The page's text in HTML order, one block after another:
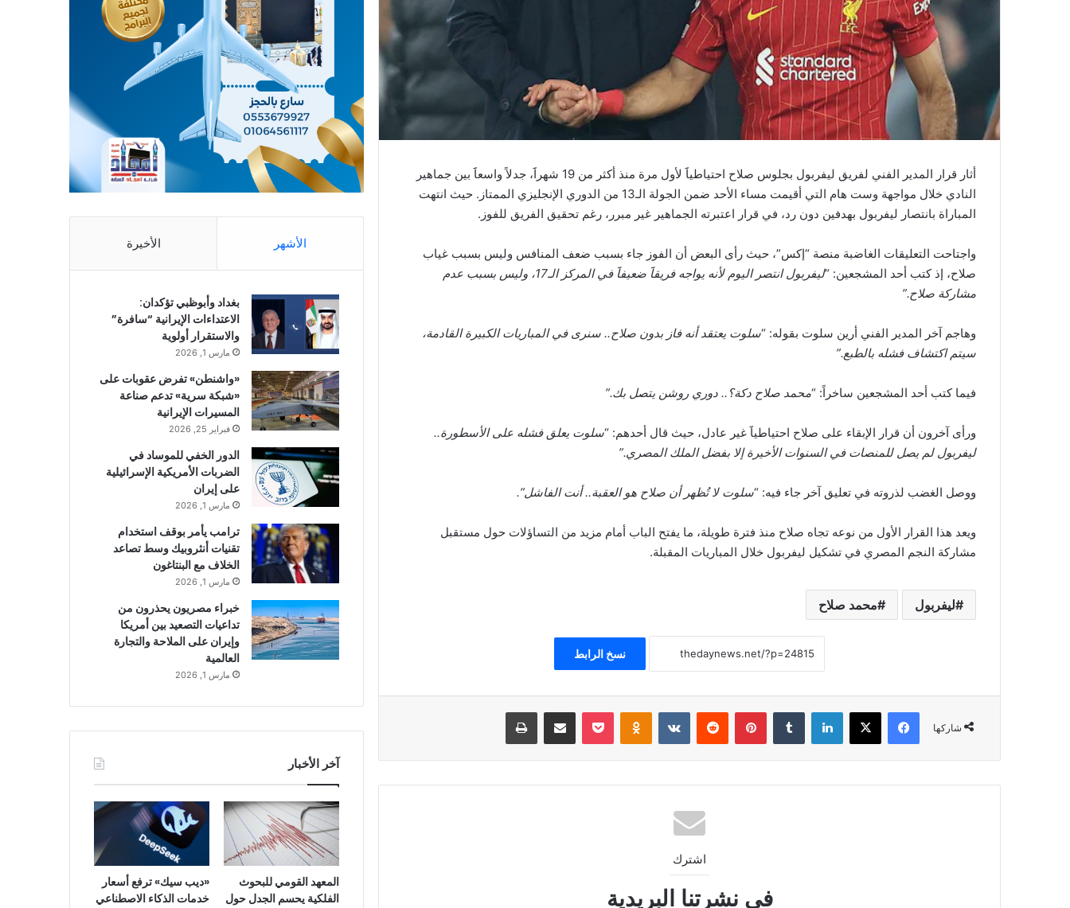
أثار قرار المدير الفني لفريق ليفربول بجلوس صلاح احتياطياََ لأول مرة منذ أكثر من 19 شهراََ، جدلاً واسعاََ بين جماهير
النادي خلال مواجهة وست هام التي أقيمت مساء الأحد ضمن الجولة الـ13 من الدوري الإنجليزي الممتاز. حيث انتهت
المباراة بانتصار ليفربول بهدفين دون رد، في قرار اعتبرته الجماهير غير مبرر، رغم تحقيق الفريق للفوز.
واجتاحت التعليقات الغاضبة منصة “إكس”، حيث رأى البعض أن الفوز جاء بسبب ضعف المنافس وليس بسبب غياب
صلاح، إذ كتب أحد المشجعين: “
ليفربول انتصر اليوم لأنه يواجه فريقاََ ضعيفاََ في المركز الـ17، وليس بسبب عدم
مشاركة صلاح.”
وهاجم آخر المدير الفني أرين سلوت بقوله: “سلوت يعتقد أنه فاز بدون صلاح.. سنرى في المباريات الكبيرة القادمة،
سيتم اكتشاف فشله بالطبع.”
فيما كتب أحد المشجعين ساخراً: “محمد صلاح دكة؟.. دوري روشن يتصل بك.”
ورأى آخرون أن قرار الإبقاء على صلاح احتياطياََ غير عادل، حيث قال أحدهم: “سلوت يعلق فشله على الأسطورة..
ليفربول لم يصل للمنصات في السنوات الأخيرة إلا بفضل الملك المصري.”
ووصل الغضب لذروته في تعليق آخر جاء فيه: “سلوت لا تُظهر أن صلاح هو العقبة.. أنت الفاشل”.
ويعد هذا القرار الأول من نوعه تجاه صلاح منذ فترة طويلة، ما يفتح الباب أمام مزيد من التساؤلات حول مستقبل
مشاركة النجم المصري في تشكيل ليفربول خلال المباريات المقبلة.
ليفربول محمد صلاح
نسخ الرابط
شاركها
فيسبوك ‫X لينكدإن بينتيريست Odnoklassniki
‫Pocket مشاركة عبر البريد طباعة
اشترك
في نشرتنا البريدية
الأشهر الأخيرة
بغداد وأبوظبي تؤكدان:
الاعتداءات الإيرانية “سافرة”
والاستقرار أولوية
مارس 1, 2026
«واشنطن» تفرض عقوبات على
«شبكة سرية» تدعم صناعة
المسيرات الإيرانية
فبراير 25, 2026
الدور الخفي للموساد في
الضربات الأمريكية الإسرائيلية
على إيران
مارس 1, 2026
ترامب يأمر بوقف استخدام
تقنيات أنثروبيك وسط تصاعد
الخلاف مع البنتاغون
مارس 1, 2026
خبراء مصريون يحذرون من
تداعيات التصعيد بين أمريكا
وإيران على الملاحة والتجارة
العالمية
مارس 1, 2026
آخر الأخبار
المعهد القومي للبحوث
الفلكية يحسم الجدل حول
«ديب سيك» ترفع أسعار
خدمات الذكاء الاصطناعي